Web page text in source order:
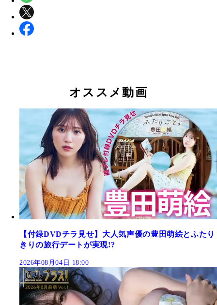
オススメ動画
【付録DVDチラ見せ】大人気声優の豊田萌絵とふたり
きりの旅行デートが実現!?
2026年08月04日 18:00